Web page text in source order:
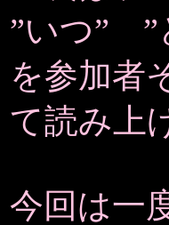
”いつ” ”
を参加者
て読み上
今回は一